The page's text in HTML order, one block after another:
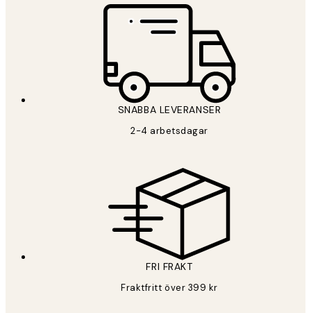
SNABBA LEVERANSER
2-4 arbetsdagar
FRI FRAKT
Fraktfritt över 399 kr